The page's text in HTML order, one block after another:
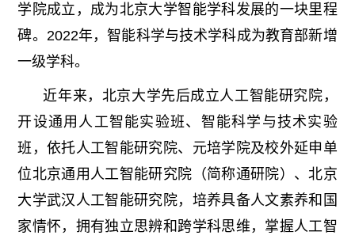
学院成立，成为北京大学智能学科发展的一块里程
碑。2022年，智能科学与技术学科成为教育部新增
一级学科。
近年来，北京大学先后成立人工智能研究院，
开设通用人工智能实验班、智能科学与技术实验
班，依托人工智能研究院、元培学院及校外延申单
位北京通用人工智能研究院（简称通研院）、北京
大学武汉人工智能研究院，培养具备人文素养和国
家情怀，拥有独立思辨和跨学科思维，掌握人工智